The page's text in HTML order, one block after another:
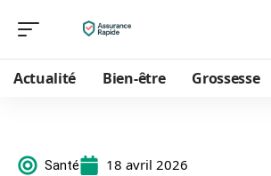
Actualité Bien-être Grossesse
Santé 18 avril 2026